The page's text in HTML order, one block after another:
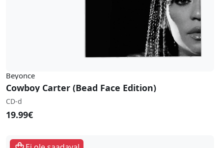
Beyonce
Cowboy Carter (Bead Face Edition)
CD-d
19.99€